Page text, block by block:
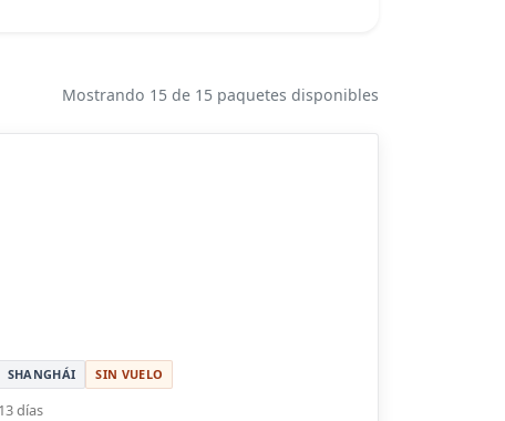
Mostrando 15 de 15 paquetes disponibles
SHANGHÁI SIN VUELO
13 días